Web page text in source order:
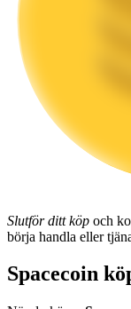
Launchpool
Flexibel insats
Slutför ditt köp och
börja handla eller
Spacecoin